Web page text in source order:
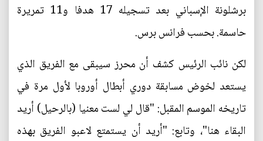
برشلونة الإسباني بعد تسجيله 17 هدفا و11 تمريرة
حاسمة. بحسب فرانس برس.
لكن نائب الرئيس كشف أن محرز سيبقى مع الفريق الذي
يستعد لخوض مسابقة دوري أبطال أوروبا لأول مرة في
تاريخه الموسم المقبل: "قال لي لست معنيا (بالرحيل) أريد
البقاء هنا"، وتابع: "أريد أن يستمتع لاعبو الفريق بهذه